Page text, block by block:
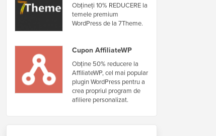
Obțineți 10% REDUCERE la
temele premium
WordPress de la 7Theme.
Cupon AffiliateWP
Obține 50% reducere la
AffiliateWP, cel mai popular
plugin WordPress pentru a
crea propriul program de
afiliere personalizat.